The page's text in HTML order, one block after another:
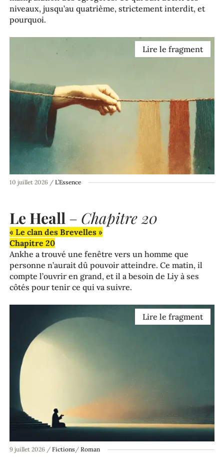
10 juillet 2026 / L’Essence
niveaux, jusqu’au quatrième, strictement interdit, et
pourquoi.
Lire le fragment
Le Heall – Chapitre 20
9 juillet 2026 / Fictions/ Roman
« Le clan des Brevelles »
Chapitre 20
Ankhe a trouvé une fenêtre vers un homme que
personne n’aurait dû pouvoir atteindre. Ce matin, il
compte l’ouvrir en grand, et il a besoin de Liy à ses
côtés pour tenir ce qui va suivre.
Lire le fragment